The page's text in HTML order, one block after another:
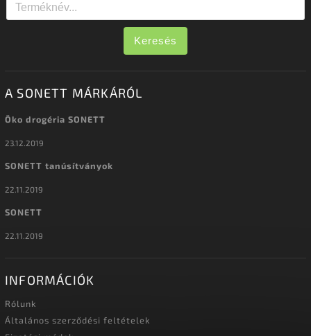
Keresés
A SONETT MÁRKÁRÓL
Öko drogéria SONETT
23.12.2019
SONETT tanúsítványok
22.11.2019
SONETT
22.11.2019
INFORMÁCIÓK
Rólunk
Általános szerződési feltételek